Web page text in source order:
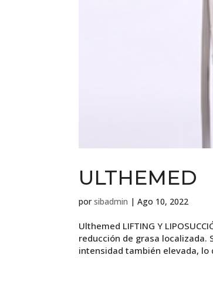
ULTHEMED
porsibadmin |Ago 10, 2022
Ulthemed LIFTING Y
reducción de grasa
intensidad también elevada, lo